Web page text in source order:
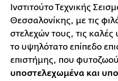
Ινστιτούτο Τεχνικής
Θεσσαλονίκης, με τις
στελεχών τους, τις
το υψηλότατο επίπεδο
επιστήμης, που
υποστελεχωμένα και